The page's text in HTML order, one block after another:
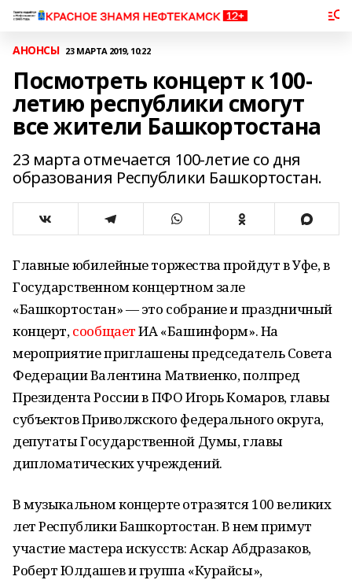
АНОНСЫ 23 МАРТА 2019, 10:22
Посмотреть концерт к 100-
летию республики смогут
все жители Башкортостана
23 марта отмечается 100-летие со дня
образования Республики Башкортостан.
Главные юбилейные торжества пройдут в Уфе, в
Государственном концертном зале
«Башкортостан» — это собрание и праздничный
концерт,сообщаетИА «Башинформ». На
мероприятие приглашены председатель Совета
Федерации Валентина Матвиенко, полпред
Президента России в ПФО Игорь Комаров, главы
субъектов Приволжского федерального округа,
депутаты Государственной Думы, главы
дипломатических учреждений.
В музыкальном концерте отразятся 100 великих
лет Республики Башкортостан. В нем примут
участие мастера искусств: Аскар Абдразаков,
Роберт Юлдашев и группа «Курайсы»,